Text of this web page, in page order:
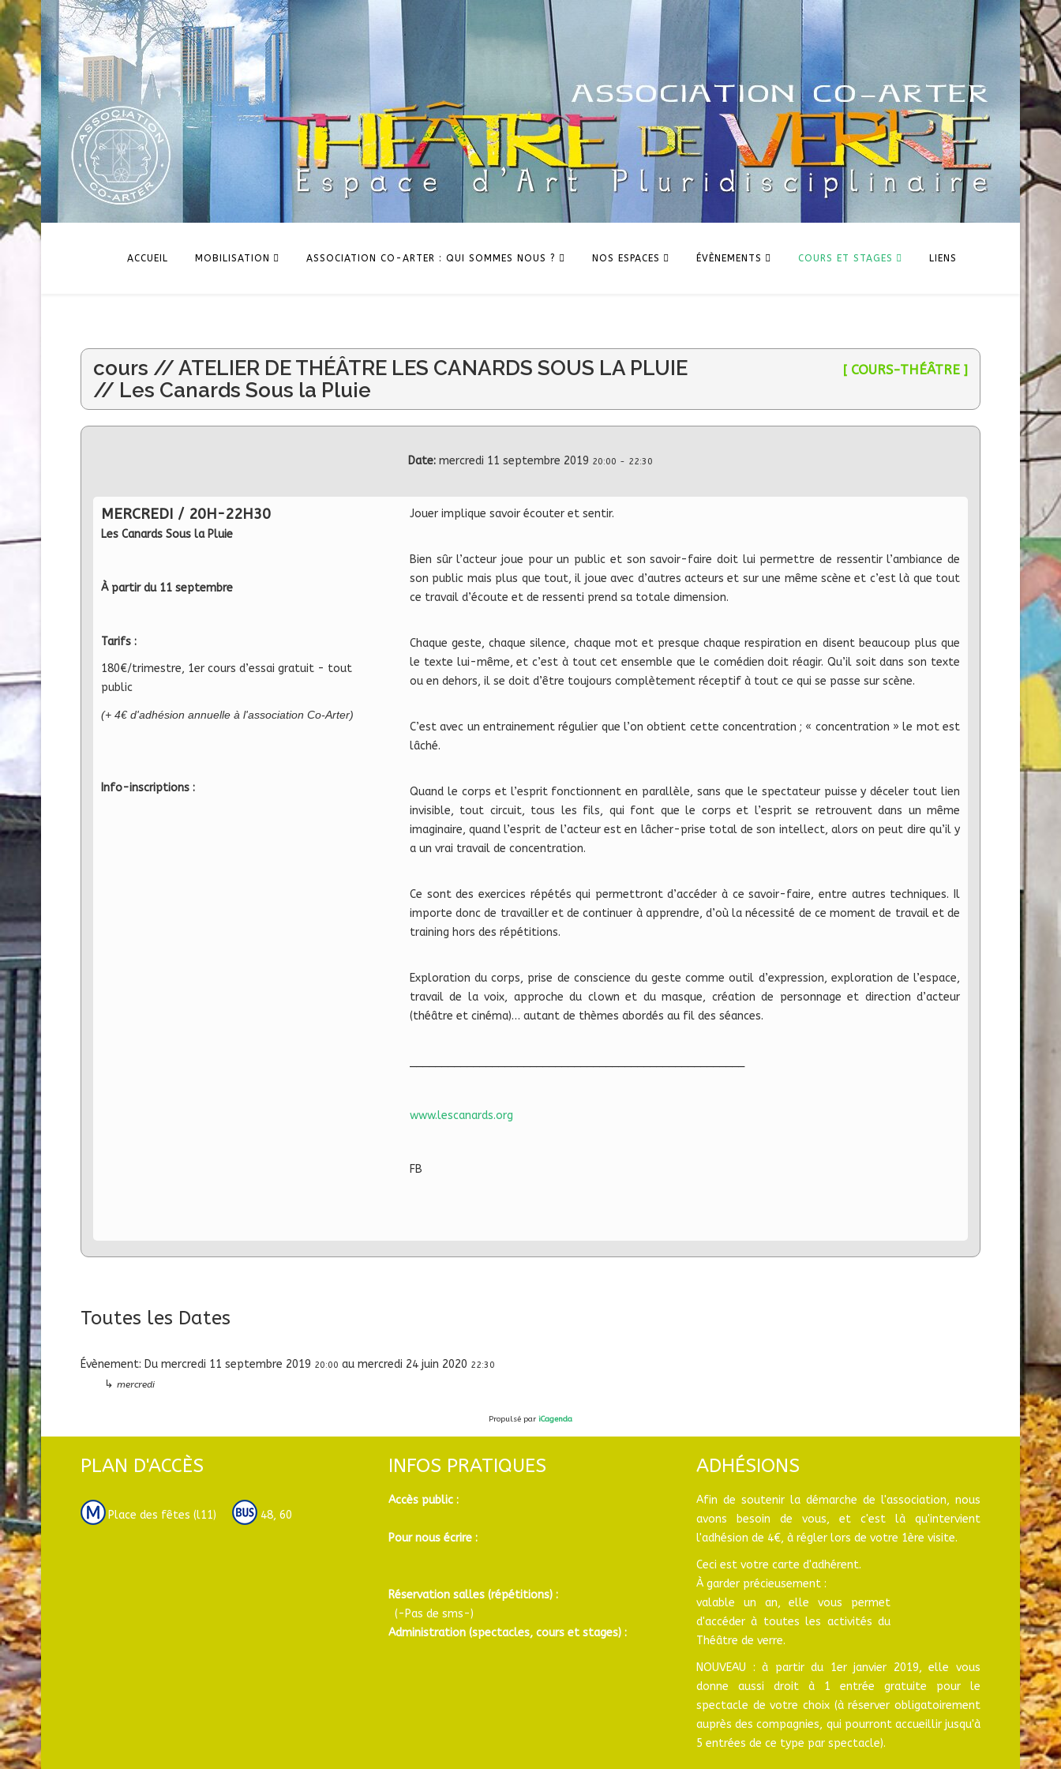
ACCUEIL MOBILISATION ASSOCIATION CO-ARTER : QUI SOMMES NOUS ? NOS ESPACES ÉVÈNEMENTS COURS ET STAGES LIENS
cours // ATELIER DE THÉÂTRE LES CANARDS SOUS LA PLUIE
// Les Canards Sous la Pluie
[ COURS-THÉÂTRE ]
Date: mercredi 11 septembre 2019 20:00 - 22:30
MERCREDI / 20H-22H30
Les Canards Sous la Pluie
À partir du 11 septembre
Tarifs :
180€/trimestre, 1er cours d’essai gratuit - tout
public
(+ 4€ d'adhésion annuelle à l'association Co-Arter)
Info-inscriptions :
Jouer implique savoir écouter et sentir.
Bien sûr l’acteur joue pour un public et son savoir-faire doit lui permettre de ressentir l’ambiance de
son public mais plus que tout, il joue avec d’autres acteurs et sur une même scène et c’est là que tout
ce travail d’écoute et de ressenti prend sa totale dimension.
Chaque geste, chaque silence, chaque mot et presque chaque respiration en disent beaucoup plus que
le texte lui-même, et c’est à tout cet ensemble que le comédien doit réagir. Qu’il soit dans son texte
ou en dehors, il se doit d’être toujours complètement réceptif à tout ce qui se passe sur scène.
C’est avec un entrainement régulier que l’on obtient cette concentration ; « concentration » le mot est
lâché.
Quand le corps et l’esprit fonctionnent en parallèle, sans que le spectateur puisse y déceler tout lien
invisible, tout circuit, tous les fils, qui font que le corps et l’esprit se retrouvent dans un même
imaginaire, quand l’esprit de l’acteur est en lâcher-prise total de son intellect, alors on peut dire qu’il y
a un vrai travail de concentration.
Ce sont des exercices répétés qui permettront d’accéder à ce savoir-faire, entre autres techniques. Il
importe donc de travailler et de continuer à apprendre, d’où la nécessité de ce moment de travail et de
training hors des répétitions.
Exploration du corps, prise de conscience du geste comme outil d’expression, exploration de l’espace,
travail de la voix, approche du clown et du masque, création de personnage et direction d’acteur
(théâtre et cinéma)… autant de thèmes abordés au fil des séances.
www.lescanards.org
FB
Toutes les Dates
Évènement: Du mercredi 11 septembre 2019 20:00 au mercredi 24 juin 2020 22:30
↳ mercredi
Propulsé par iCagenda
PLAN D'ACCÈS
Place des fêtes (l11) 48, 60
INFOS PRATIQUES
Accès public :
Pour nous écrire :
Réservation salles (répétitions) :
(-Pas de sms-)
Administration (spectacles, cours et stages) :
ADHÉSIONS
Afin de soutenir la démarche de l'association, nous
avons besoin de vous, et c'est là qu'intervient
l'adhésion de 4€, à régler lors de votre 1ère visite.
Ceci est votre carte d'adhérent.
À garder précieusement :
valable un an, elle vous permet
d'accéder à toutes les activités du
Théâtre de verre.
NOUVEAU : à partir du 1er janvier 2019, elle vous
donne aussi droit à 1 entrée gratuite pour le
spectacle de votre choix (à réserver obligatoirement
auprès des compagnies, qui pourront accueillir jusqu'à
5 entrées de ce type par spectacle).